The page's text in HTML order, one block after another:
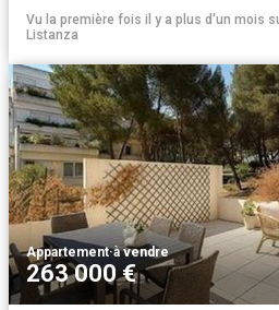
Vu la première fois il y a plus d'un mois
Listanza
Appartement·à vendre
263 000 €